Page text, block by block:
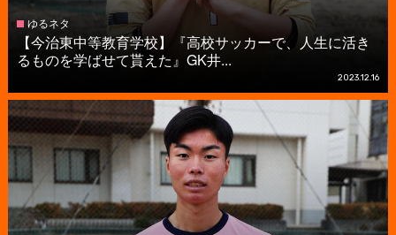
ゆるネタ
【今治東中等教育学校】『高校サッカーで、人生に活き
るものを学ばせて貰えた』GK井...
2023.12.16